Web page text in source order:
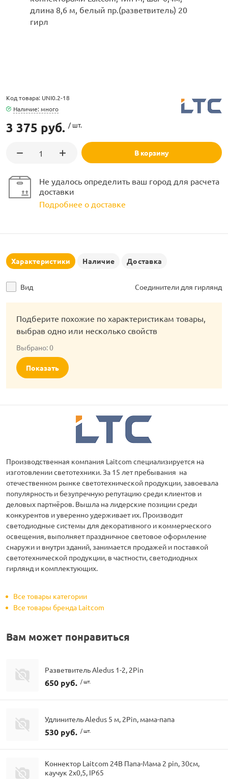
Код товара: UNI0.2-18
Наличие: много
3 375 руб. / шт.
В корзину
Не удалось определить ваш город для расчета
доставки
Подробнее о доставке
Характеристики Наличие Доставка
Вид Соединители для гирлянд
Подберите похожие по характеристикам товары,
выбрав одно или несколько свойств
Выбрано:0
Показать
Производственная компания Laitcom специализируется на
изготовлении светотехники. За 15 лет пребывания на
отечественном рынке светотехнической продукции, завоевала
популярность и безупречную репутацию среди клиентов и
деловых партнёров. Вышла на лидерские позиции среди
конкурентов и уверенно удерживает их. Производит
светодиодные системы для декоративного и коммерческого
освещения, выполняет праздничное световое оформление
снаружи и внутри зданий, занимается продажей и поставкой
светотехнической продукции, в частности, светодиодных
гирлянд и комплектующих.
Все товары категории
Все товары бренда Laitcom
Вам может понравиться
Разветвитель Aledus 1-2, 2Pin
650 руб. / шт.
Удлинитель Aledus 5 м, 2Pin, мама-папа
530 руб. / шт.
Коннектор Laitcom 24В Папа-Мама 2 pin, 30см,
каучук 2х0,5, IP65